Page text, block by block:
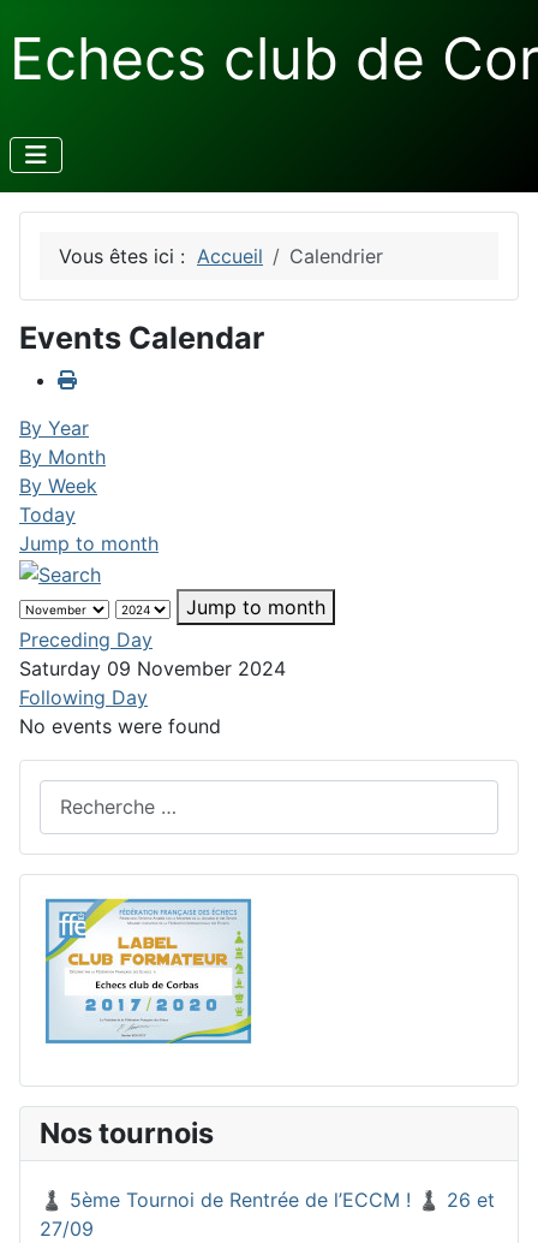
Echecs club de
Vous êtes ici : Accueil Calendrier
Events Calendar
By Year
By Month
By Week
Today
Jump to month
Jump to month
Preceding Day
Saturday 09 November 2024
Following Day
No events were found
Nos tournois
♟️ 5ème Tournoi de Rentrée de l’ECCM ! ♟️ 26 et
27/09